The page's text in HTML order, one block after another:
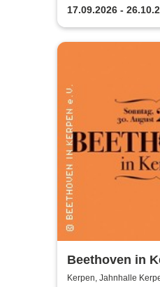
17.09.2026 -
Beethoven in
Kerpen, Jahnhalle